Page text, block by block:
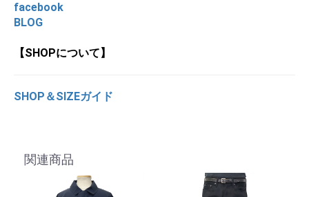
facebook
BLOG
【SHOPについて】
SHOP＆SIZEガイド
関連商品